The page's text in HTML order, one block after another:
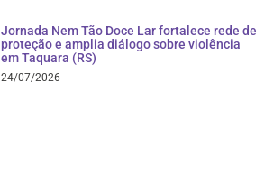
Jornada Nem Tão Doce Lar fortalece rede de
proteção e amplia diálogo sobre violência
em Taquara (RS)
24/07/2026